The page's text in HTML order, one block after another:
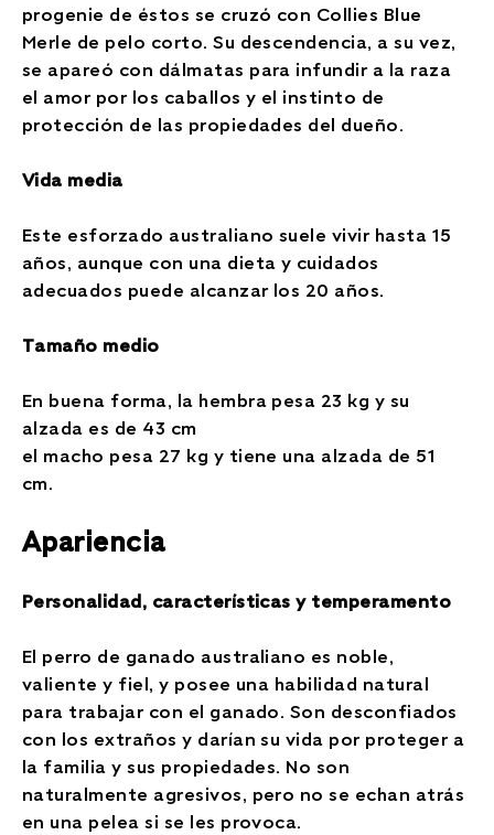
progenie de éstos se cruzó con Collies Blue
Merle de pelo corto. Su descendencia, a su vez,
se apareó con dálmatas para infundir a la raza
el amor por los caballos y el instinto de
protección de las propiedades del dueño.
Vida media
Este esforzado australiano suele vivir hasta 15
años, aunque con una dieta y cuidados
adecuados puede alcanzar los 20 años.
Tamaño medio
En buena forma, la hembra pesa 23 kg y su
alzada es de 43 cm
el macho pesa 27 kg y tiene una alzada de 51
cm.
Apariencia
Personalidad, características y temperamento
El perro de ganado australiano es noble,
valiente y fiel, y posee una habilidad natural
para trabajar con el ganado. Son desconfiados
con los extraños y darían su vida por proteger a
la familia y sus propiedades. No son
naturalmente agresivos, pero no se echan atrás
en una pelea si se les provoca.